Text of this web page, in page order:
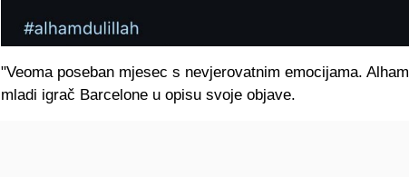
"Veoma poseban mjesec s nevjerovatnim emocijama.
mladi igrač Barcelone u opisu svoje objave.